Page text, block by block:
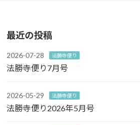
最近の投稿
2026-07-28 法勝寺便り
法勝寺便り7月号
2026-05-29 法勝寺便り
法勝寺便り2026年5月号